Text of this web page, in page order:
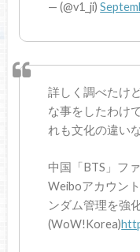
— (@v1_ji)
詳しく調べたけ
な事をしたわけ
れも文化の違い
中国「BTS」フ
Weiboアカウン
ンダム管理を強化
(WoW!Korea)